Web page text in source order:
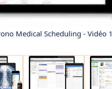
Medical Scheduling - Vidéo 1